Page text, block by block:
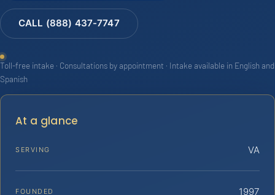
CALL (888) 437-7747
Toll-free intake · Consultations by appointment · Intake available in English and
Spanish
At a glance
SERVING VA
FOUNDED 1997